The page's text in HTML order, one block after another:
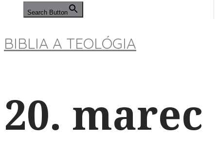
Search Button
BIBLIA A TEOLÓGIA
20. marec